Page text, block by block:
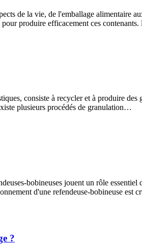
de la vie, de l'emballage alimentaire
produire efficacement ces
consiste à recycler et à produire
plusieurs procédés de granulation…
bobineuses jouent un rôle
d'une refendeuse-bobineuse est
?